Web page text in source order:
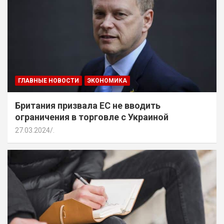
ГЛАВНЫЕ НОВОСТИ ЭКОНОМИКА
Британия призвала ЕС не вводить
ограничения в торговле с Украиной
27.03.2024